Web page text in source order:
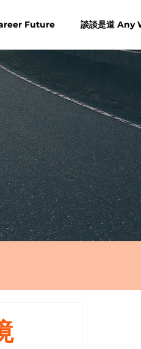
Future 談談是道 Any